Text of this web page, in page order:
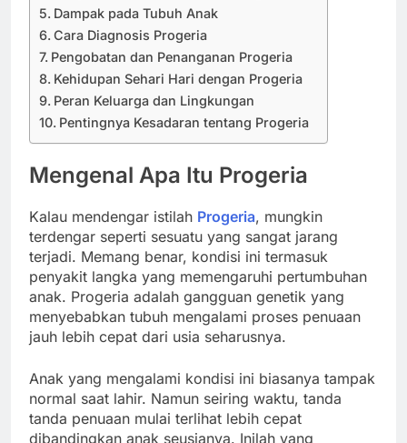
Dampak pada Tubuh Anak
Cara Diagnosis Progeria
Pengobatan dan Penanganan Progeria
Kehidupan Sehari Hari dengan Progeria
Peran Keluarga dan Lingkungan
Pentingnya Kesadaran tentang Progeria
Mengenal Apa Itu Progeria
Kalau mendengar istilah Progeria, mungkin
terdengar seperti sesuatu yang sangat jarang
terjadi. Memang benar, kondisi ini termasuk
penyakit langka yang memengaruhi pertumbuhan
anak. Progeria adalah gangguan genetik yang
menyebabkan tubuh mengalami proses penuaan
jauh lebih cepat dari usia seharusnya.
Anak yang mengalami kondisi ini biasanya tampak
normal saat lahir. Namun seiring waktu, tanda
tanda penuaan mulai terlihat lebih cepat
dibandingkan anak seusianya. Inilah yang